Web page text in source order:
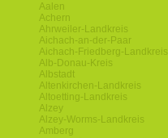
Aalen
Achern
Ahrweiler-Landkreis
Aichach-an-der-Paar
Aichach-Friedberg-Landkreis
Alb-Donau-Kreis
Albstadt
Altenkirchen-Landkreis
Altoetting-Landkreis
Alzey
Alzey-Worms-Landkreis
Amberg